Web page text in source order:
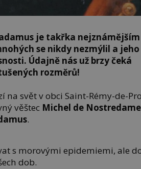
je takřka nejznámějším
se nikdy nezmýlil a
Údajně nás už brzy čeká
rozměrů!
na svět v obci Saint-Rémy-de-
věštec Michel de Nostredame
.
s morovými epidemiemi, ale
dob.